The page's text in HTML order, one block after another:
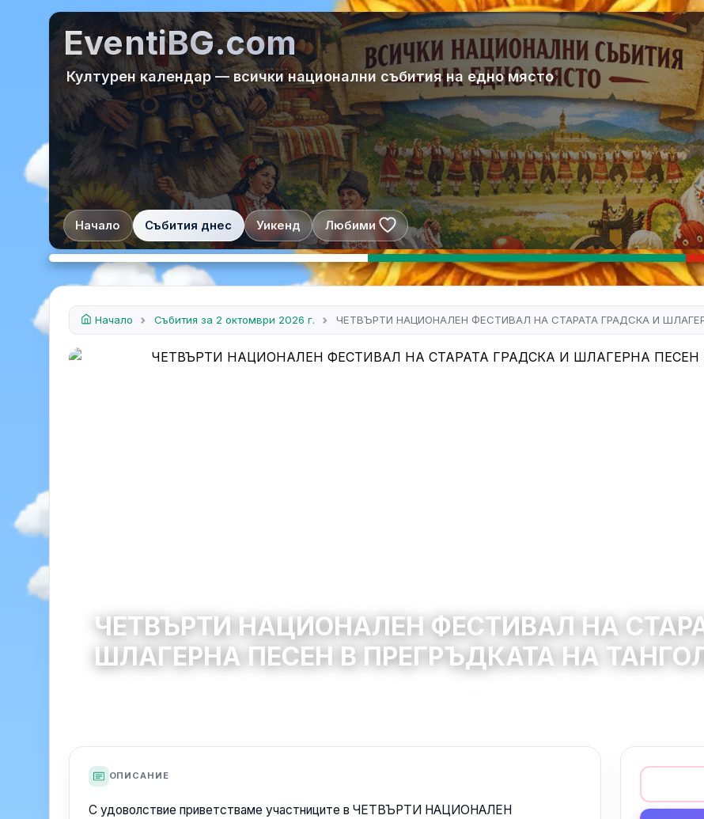
EventiBG.com
Културен календар — всички национални събития на едно място
Начало Събития днес Уикенд Любими
Начало Събития за 2 октомври 2026 г. ЧЕТВЪРТИ НАЦИОНАЛЕН ФЕСТИВАЛ НА СТАРАТА ГРАДСКА И
ЧЕТВЪРТИ НАЦИОНАЛЕН ФЕСТИВАЛ НА
ШЛАГЕРНА ПЕСЕН В ПРЕГРЪДКАТА НА
ОПИСАНИЕ
С удоволствие приветстваме участниците в ЧЕТВЪРТИ НАЦИОНАЛЕН